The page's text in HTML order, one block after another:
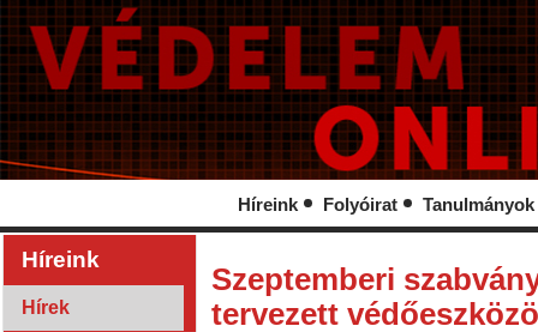
Híreink Folyóirat Tanulmányok
Híreink
Hírek
Szeptemberi
tervezett